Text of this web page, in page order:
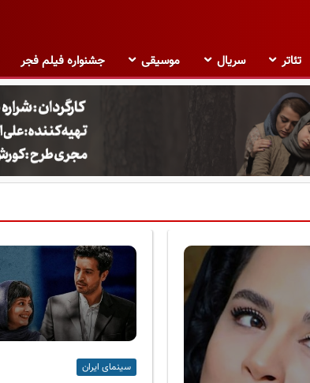
تئاتر سریال موسیقی جشنواره فیلم فجر
سینمای ایران